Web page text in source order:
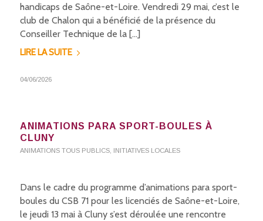
handicaps de Saône-et-Loire. Vendredi 29 mai, c’est le
club de Chalon qui a bénéficié de la présence du
Conseiller Technique de la […]
LIRE LA SUITE
04/06/2026
ANIMATIONS PARA SPORT-BOULES À
CLUNY
ANIMATIONS TOUS PUBLICS, INITIATIVES LOCALES
Dans le cadre du programme d’animations para sport-
boules du CSB 71 pour les licenciés de Saône-et-Loire,
le jeudi 13 mai à Cluny s’est déroulée une rencontre